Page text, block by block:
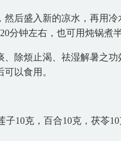
然后盛入新的凉水，再用
分钟左右，也可用炖锅煮
、除烦止渴、祛湿解暑之
以食用。
子10克，百合10克，茯苓